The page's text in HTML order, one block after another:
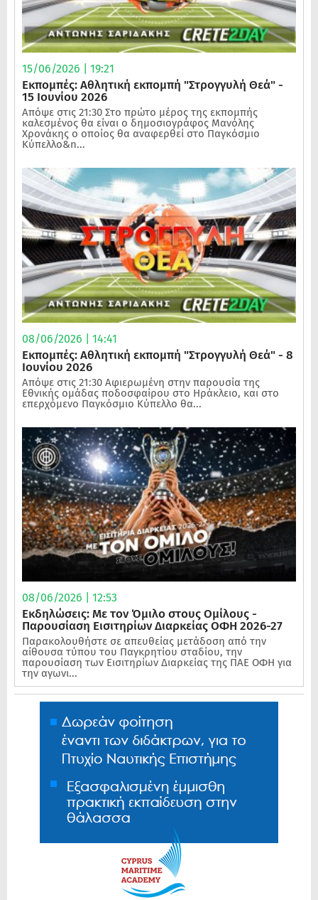
15/06/2026 | 19:21
Εκπομπές: Αθλητική εκπομπή "Στρογγυλή Θεά" -
15 Ιουνίου 2026
Απόψε στις 21:30 Στο πρώτο μέρος της εκπομπής
καλεσμένος θα είναι ο δημοσιογράφος Μανόλης
Χρονάκης ο οποίος θα αναφερθεί στο Παγκόσμιο
Κύπελλο&n...
08/06/2026 | 14:41
Εκπομπές: Αθλητική εκπομπή "Στρογγυλή Θεά" - 8
Ιουνίου 2026
Απόψε στις 21:30 Αφιερωμένη στην παρουσία της
Εθνικής ομάδας ποδοσφαίρου στο Ηράκλειο, και στο
επερχόμενο Παγκόσμιο Κύπελλο θα...
08/06/2026 | 12:53
Εκδηλώσεις: Με τον Όμιλο στους Ομίλους -
Παρουσίαση Εισιτηρίων Διαρκείας ΟΦΗ 2026-27
Παρακολουθήστε σε απευθείας μετάδοση από την
αίθουσα τύπου του Παγκρητίου σταδίου, την
παρουσίαση των Εισιτηρίων Διαρκείας της ΠΑΕ ΟΦΗ για
την αγωνι...